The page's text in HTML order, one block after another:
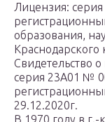
Лицензия:
образования,
Краснодарского
Свидетельство
серия 23А01 №
29.12.2020г.
В 1970 году в